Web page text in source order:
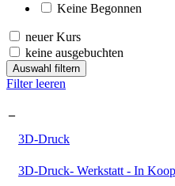
Keine Begonnen
neuer Kurs
keine ausgebuchten
Auswahl filtern
Filter leeren
–
3D-Druck
3D-Druck- Werkstatt - In